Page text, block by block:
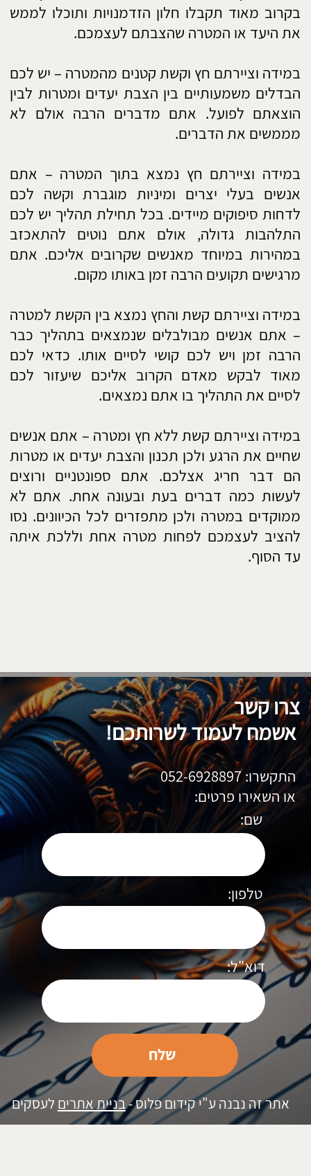
במידה וציירתם קשת ללא חץ ומטרה – אתם אנשים
שחיים את הרגע ולכן תכנון והצבת יעדים או מטרות
ממוקדים במטרה ולכן מתפזרים לכל הכיוונים. נסו
להציב לעצמכם לפחות מטרה אחת וללכת איתה
עד הסוף.
אתר זה נבנה ע"י קידום פלוס -בניית אתרים לעסקים​
שלח
דוא"ל:
​צרו קשר
אשמח לעמוד לשרותכם!
התקשרו: 052-6928897
או השאירו פרטים: